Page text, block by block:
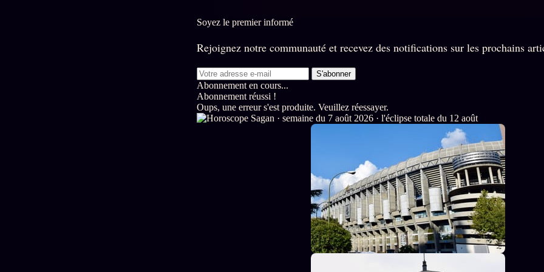
Soyez le premier informé
Rejoignez notre communauté et recevez des notifications sur les prochains
S'abonner
Abonnement en cours...
Abonnement réussi !
Oups, une erreur s'est produite. Veuillez réessayer.